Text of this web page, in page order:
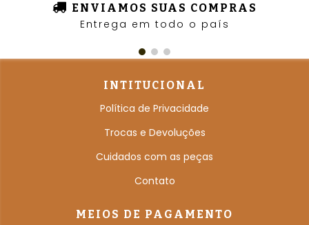
ENVIAMOS SUAS COMPRAS
Entrega em todo o país
INTITUCIONAL
Política de Privacidade
Trocas e Devoluções
Cuidados com as peças
Contato
MEIOS DE PAGAMENTO